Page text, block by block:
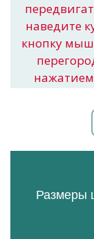
наведите
кнопку
Размеры